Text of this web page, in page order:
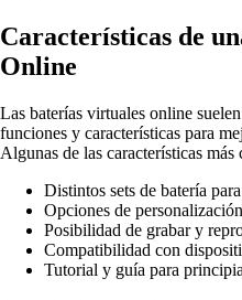
Características de
Online
Las baterías virtuales online
funciones y características para
Algunas de las características
Distintos sets de batería
Opciones de
Posibilidad de grabar y
Compatibilidad con
Tutorial y guía para